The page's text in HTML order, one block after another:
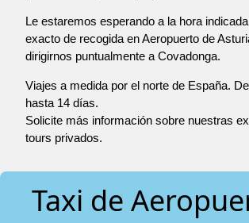
Le estaremos esperando a la hora
exacto de recogida en Aeropuerto de
dirigirnos puntualmente a Covadonga.
Viajes a medida por el norte de España.
hasta 14 días.
Solicite más información sobre nuestras
tours privados.
Taxi de